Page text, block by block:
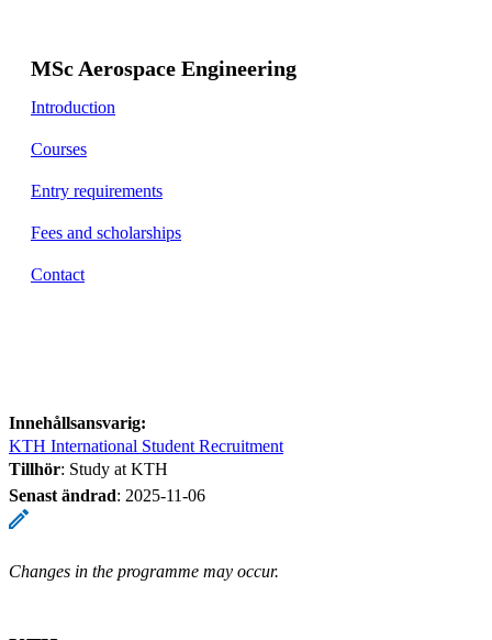
MSc Aerospace Engineering
Introduction
Courses
Entry requirements
Fees and scholarships
Contact
Innehållsansvarig:
KTH International Student Recruitment
Tillhör: Study at KTH
Senast ändrad: 2025-11-06
Changes in the programme may occur.